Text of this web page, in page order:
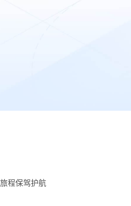
程保驾护航